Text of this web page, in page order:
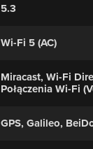
5.3
Wi-Fi 5 (AC)
Miracast, Wi-Fi
Połączenia Wi-Fi
GPS, Galileo,